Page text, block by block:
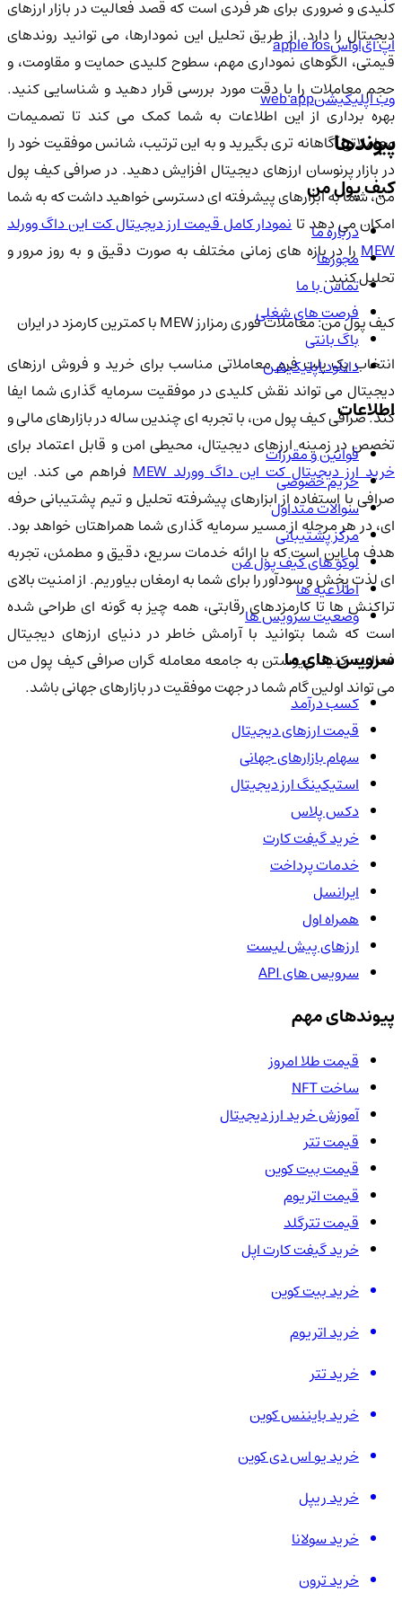
کلیدی و ضروری برای هر فردی است که قصد فعالیت در بازار ارزهای
دیجیتال را دارد. از طریق تحلیل این نمودارها، می توانید روندهای
قیمتی، الگوهای نموداری مهم، سطوح کلیدی حمایت و مقاومت، و
حجم معاملات را با دقت مورد بررسی قرار دهید و شناسایی کنید.
بهره برداری از این اطلاعات به شما کمک می کند تا تصمیمات
معاملاتی آگاهانه تری بگیرید و به این ترتیب، شانس موفقیت خود را
در بازار پرنوسان ارزهای دیجیتال افزایش دهید. در صرافی کیف پول
من، شما به ابزارهای پیشرفته ای دسترسی خواهید داشت که به شما
امکان می دهد تانمودار کامل قیمت ارز دیجیتال کت این داگ وورلد
MEWرا در بازه های زمانی مختلف به صورت دقیق و به روز مرور و
تحلیل کنید.
کیف پول من: معاملات فوری رمزارز MEW با کمترین کارمزد در ایران
انتخاب یک پلت فرم معاملاتی مناسب برای خرید و فروش ارزهای
دیجیتال می تواند نقش کلیدی در موفقیت سرمایه گذاری شما ایفا
کند. صرافی کیف پول من، با تجربه ای چندین ساله در بازارهای مالی و
تخصص در زمینه ارزهای دیجیتال، محیطی امن و قابل اعتماد برای
خرید ارز دیجیتال کت این داگ وورلد MEW
فراهم می کند. این
صرافی با استفاده از ابزارهای پیشرفته تحلیل و تیم پشتیبانی حرفه
ای، در هر مرحله از مسیر سرمایه گذاری شما همراهتان خواهد بود.
هدف ما این است که با ارائه خدمات سریع، دقیق و مطمئن، تجربه
ای لذت بخش و سودآور را برای شما به ارمغان بیاوریم. از امنیت بالای
تراکنش ها تا کارمزدهای رقابتی، همه چیز به گونه ای طراحی شده
است که شما بتوانید با آرامش خاطر در دنیای ارزهای دیجیتال
فعالیت کنید. پیوستن به جامعه معامله گران صرافی کیف پول من
می تواند اولین گام شما در جهت موفقیت در بازارهای جهانی باشد.
اپ آی‌او‌اسapple ios
وب اپلیکیشنweb app
پیوندها
کیف پول من
درباره ما
مجوزها
تماس با ما
فرصت های شغلی
باگ بانتی
دانلود اپلیکیشن
اطلاعات
قوانین و مقررات
حریم خصوصی
سوالات متداول
مرکز پشتیبانی
لوگو های کیف پول من
اطلاعیه ها
وضعیت سرویس ها
سرویس های ما
کسب درآمد
قیمت ارزهای دیجیتال
سهام بازارهای جهانی
استیکینگ ارز دیجیتال
دکس پلاس
خرید گیفت کارت
خدمات پرداخت
ایرانسل
همراه اول
ارزهای پیش لیست
سرویس های API
پیوندهای مهم
قیمت طلا امروز
ساخت NFT
آموزش خرید ارز دیجیتال
قیمت تتر
قیمت بیت کوین
قیمت اتریوم
قیمت تترگلد
خرید گیفت کارت اپل
خرید بیت کوین
خرید اتریوم
خرید تتر
خرید بایننس کوین
خرید یو اس دی کوین
خرید ریپل
خرید سولانا
خرید ترون